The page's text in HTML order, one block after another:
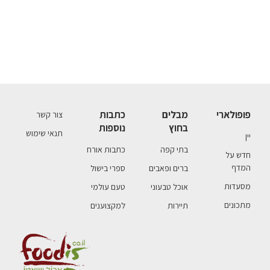
פופולארי
יין
חדש על
המדף
מסעדות
מתכונים
מבלים
בחוץ
בתי קפה
ברים ופאבים
אוכל טבעוני
תיירות
כתבות
נוספות
כתבות אורח
ספרי בישול
טעם עולמי
למקצוענים
צור קשר
תנאי שימוש